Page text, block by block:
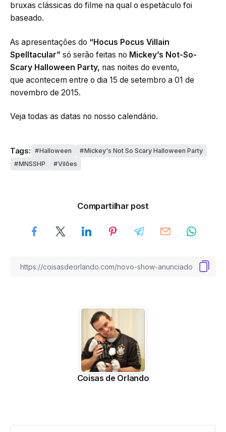
bruxas clássicas do filme na qual o espetáculo foi
baseado.
As apresentações do “Hocus Pocus Villain
Spelltacular” só serão feitas no Mickey’s Not-So-
Scary Halloween Party, nas noites do evento,
que acontecem entre o dia 15 de setembro a 01 de
novembro de 2015.
Veja todas as datas no nosso calendário.
Tags: Halloween
Mickey's Not So Scary Halloween Party
MNSSHP
Vilões
Compartilhar post
Coisas de Orlando